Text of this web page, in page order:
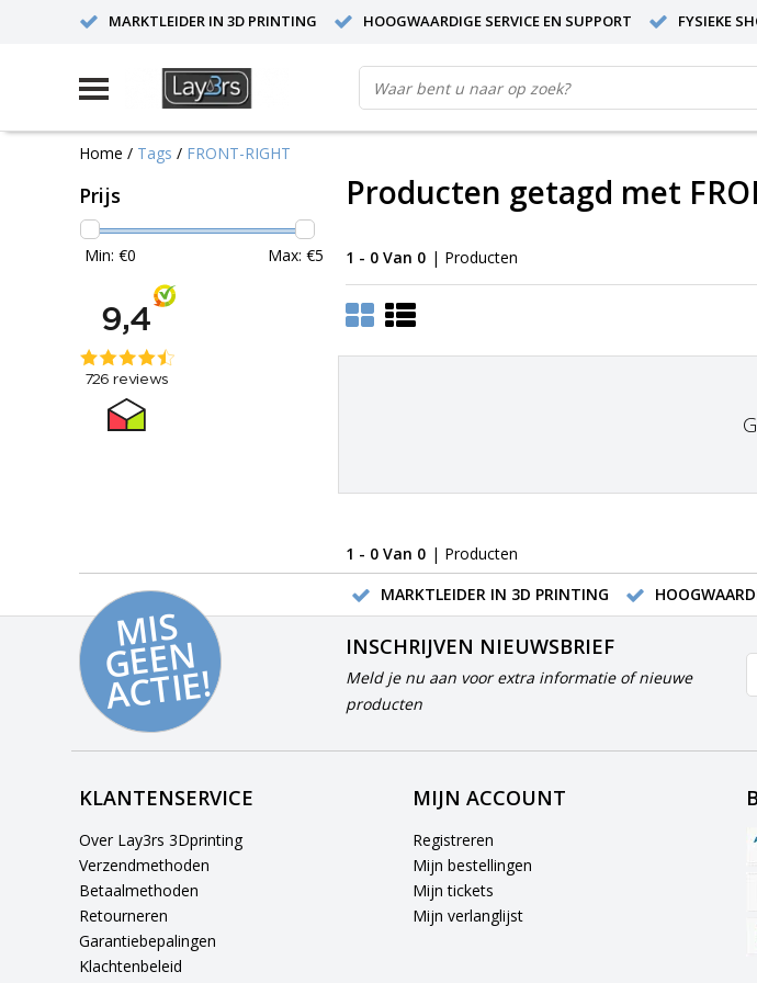
MARKTLEIDER IN 3D PRINTING HOOGWAARDIGE SERVICE EN SUPPORT FYSIEKE
Home / Tags / FRONT-RIGHT
Prijs
Min: €0 Max: €5
Producten getagd met
1 - 0 Van 0 | Producten
1 - 0 Van 0 | Producten
MARKTLEIDER IN 3D PRINTING
MI
S
G
E
E
N
A
C
TI
E!
INSCHRIJVEN NIEUWSBRIEF
Meld je nu aan voor extra informatie of nieuwe
producten
KLANTENSERVICE
Over Lay3rs 3Dprinting
Verzendmethoden
Betaalmethoden
Retourneren
Garantiebepalingen
Klachtenbeleid
MIJN ACCOUNT
Registreren
Mijn bestellingen
Mijn tickets
Mijn verlanglijst